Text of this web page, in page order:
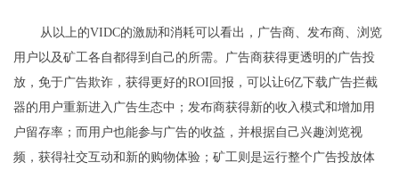
从以上的VIDC的激励和消耗可以看出，广告商、发布商、浏览
用户以及矿工各自都得到自己的所需。广告商获得更透明的广告投
放，免于广告欺诈，获得更好的ROI回报，可以让6亿下载广告拦截
器的用户重新进入广告生态中；发布商获得新的收入模式和增加用
户留存率；而用户也能参与广告的收益，并根据自己兴趣浏览视
频，获得社交互动和新的购物体验；矿工则是运行整个广告投放体